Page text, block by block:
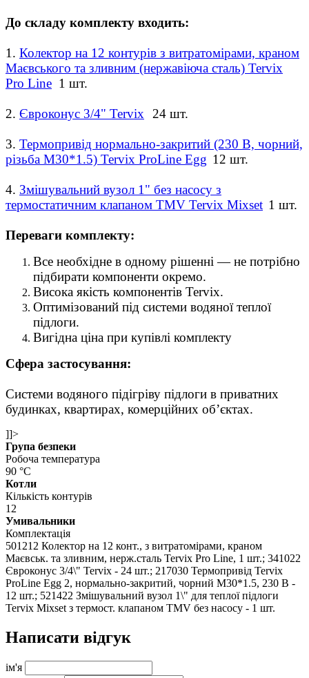
До складу комплекту входить:
1. Колектор на 12 контурів з витратомірами, краном
Маєвського та зливним (нержавіюча сталь) Tervix
Pro Line 1 шт.
2. Євроконус 3/4" Tervix 24 шт.
3. Термопривід нормально-закритий (230 В, чорний,
різьба M30*1.5) Tervix ProLine Egg 12 шт.
4. Змішувальний вузол 1" без насосу з
термостатичним клапаном TMV Tervix Mixset 1 шт.
Переваги комплекту:
Все необхідне в одному рішенні — не потрібно
підбирати компоненти окремо.
Висока якість компонентів Tervix.
Оптимізований під системи водяної теплої
підлоги.
Вигідна ціна при купівлі комплекту
Сфера застосування:
Системи водяного підігріву підлоги в приватних
будинках, квартирах, комерційних об’єктах.
]]>
Група безпеки
Робоча температура
90 °С
Котли
Кількість контурів
12
Умивальники
Комплектація
501212 Колектор на 12 конт., з витратомірами, краном
Маєвськ. та зливним, нерж.сталь Tervix Pro Linе, 1 шт.; 341022
Євроконус 3/4\" Tervix - 24 шт.; 217030 Термопривід Tervix
ProLine Egg 2, нормально-закритий, чорний M30*1.5, 230 В -
12 шт.; 521422 Змішувальний вузол 1\" для теплої підлоги
Tervix Mixset з термост. клапаном TMV без насосу - 1 шт.
Написати відгук
ім'я